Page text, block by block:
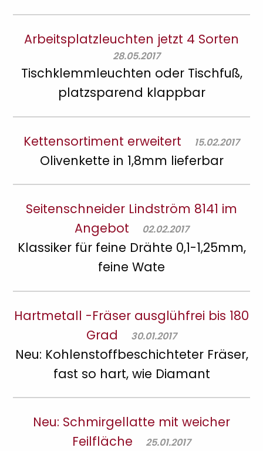
Arbeitsplatzleuchten jetzt 4 Sorten
28.05.2017
Tischklemmleuchten oder Tischfuß,
platzsparend klappbar
Kettensortiment erweitert 15.02.2017
Olivenkette in 1,8mm lieferbar
Seitenschneider Lindström 8141 im
Angebot
02.02.2017
Klassiker für feine Drähte 0,1-1,25mm,
feine Wate
Hartmetall -Fräser ausglühfrei bis 180
Grad
30.01.2017
Neu: Kohlenstoffbeschichteter Fräser,
fast so hart, wie Diamant
Neu: Schmirgellatte mit weicher
Feilfläche
25.01.2017